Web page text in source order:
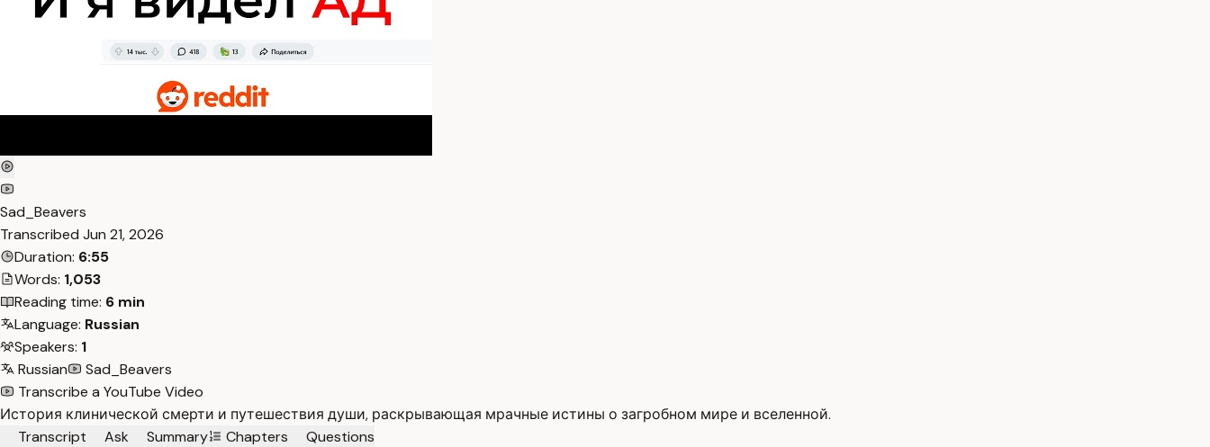
Sad_Beavers
Transcribed Jun 21, 2026
Duration: 6:55
Words: 1,053
Reading time: 6 min
Language: Russian
Speakers: 1
Russian
Sad_Beavers
Transcribe a YouTube Video
История клинической смерти и путешествия души, раскрывающая мрачные истины о загробном мире и вселенной.
Transcript
Ask Summary Chapters
Questions